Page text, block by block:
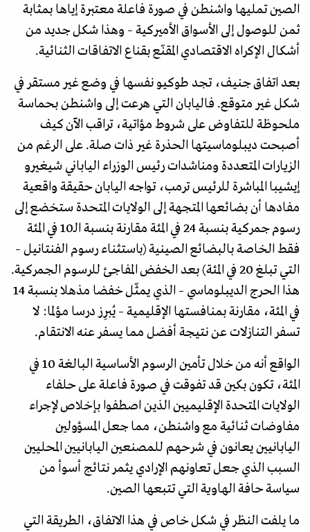
الصين تمليها واشنطن في صورة فاعلة معتبرة إياها بمثابة
ثمن للوصول إلى الأسواق الأميركية – وهذا شكل جديد من
أشكال الإكراه الاقتصادي المقنّع بقناع الاتفاقات الثنائية.
بعد اتفاق جنيف، تجد طوكيو نفسها في وضع غير مستقر في
شكل غير متوقع. فاليابان التي هرعت إلى واشنطن بحماسة
ملحوظة للتفاوض على شروط مؤاتية، تراقب الآن كيف
أصبحت ديبلوماسيتها الحذرة غير ذات صلة. على الرغم من
الزيارات المتعددة ومناشدات رئيس الوزراء الياباني شيغيرو
إيشيبا المباشرة للرئيس ترمب، تواجه اليابان حقيقة واقعية
مفادها أن بضائعها المتجهة إلى الولايات المتحدة ستخضع إلى
رسوم جمركية بنسبة 24 في المئة مقارنة بنسبة الـ10 في المئة
فقط الخاصة بالبضائع الصينية (باستثناء رسوم الفنتانيل –
التي تبلغ 20 في المئة) بعد الخفض المفاجئ للرسوم الجمركية.
هذا الحرج الديبلوماسي – الذي يمثّل خفضا مذهلا بنسبة 14
في المئة، مقارنة بمنافستها الإقليمية – يُبرِز درسا مؤلما: لا
تسفر التنازلات عن نتيجة أفضل مما يسفر عنه الانتقام.
الواقع أنه من خلال تأمين الرسوم الأساسية البالغة 10 في
المئة، تكون بكين قد تفوقت في صورة فاعلة على حلفاء
الولايات المتحدة الإقليميين الذين اصطفوا بإخلاص لإجراء
مفاوضات ثنائية مع واشنطن، مما جعل المسؤولين
اليابانيين يعانون في شرحهم للمصنعين اليابانيين المحليين
السبب الذي جعل تعاونهم الإرادي يثمر نتائج أسوأ من
سياسة حافة الهاوية التي تتبعها الصين.
ما يلفت النظر في شكل خاص في هذا الاتفاق، الطريقة التي